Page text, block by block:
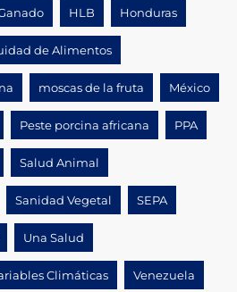
HLB Honduras
de Alimentos
moscas de la fruta México
Peste porcina africana PPA
Salud Animal
Sanidad Vegetal SEPA
Una Salud
Climáticas Venezuela